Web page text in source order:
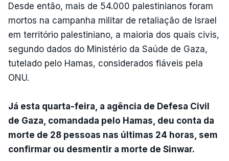
Desde então, mais de 54.000 palestinianos foram
mortos na campanha militar de retaliação de Israel
em território palestiniano, a maioria dos quais civis,
segundo dados do Ministério da Saúde de Gaza,
tutelado pelo Hamas, considerados fiáveis pela
ONU.
Já esta quarta-feira, a agência de Defesa Civil
de Gaza, comandada pelo Hamas, deu conta da
morte de 28 pessoas nas últimas 24 horas, sem
confirmar ou desmentir a morte de Sinwar.